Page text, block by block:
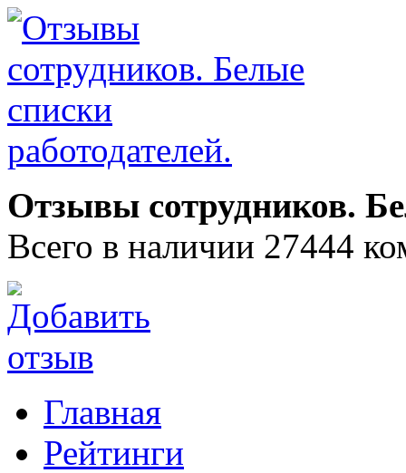
Отзывы сотрудников.
Всего в наличии 27444
Главная
Рейтинги